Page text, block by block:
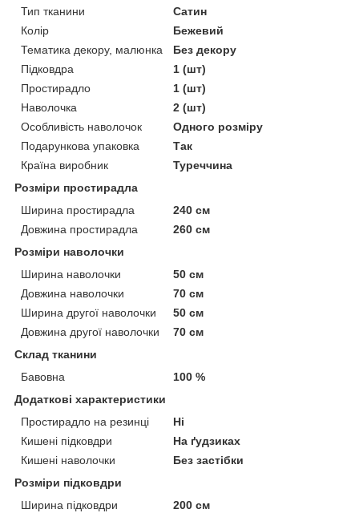
Тип тканини
Сатин
Колір
Бежевий
Тематика декору, малюнка
Без декору
Підковдра
1 (шт)
Простирадло
1 (шт)
Наволочка
2 (шт)
Особливість наволочок
Одного розміру
Подарункова упаковка
Так
Країна виробник
Туреччина
Розміри простирадла
Ширина простирадла
240 см
Довжина простирадла
260 см
Розміри наволочки
Ширина наволочки
50 см
Довжина наволочки
70 см
Ширина другої наволочки
50 см
Довжина другої наволочки
70 см
Склад тканини
Бавовна
100 %
Додаткові характеристики
Простирадло на резинці
Ні
Кишені підковдри
На ґудзиках
Кишені наволочки
Без застібки
Розміри підковдри
Ширина підковдри
200 см